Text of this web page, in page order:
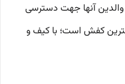
آنها جهت دسترسی
کفش است؛ با کیف و